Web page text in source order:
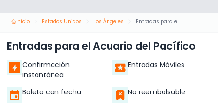
Inicio Estados Unidos Los Ángeles Entradas para el Acuario del Pacífico
Entradas para el Acuario del Pacífico
Confirmación
Instantánea
Entradas Móviles
Boleto con fecha No reembolsable